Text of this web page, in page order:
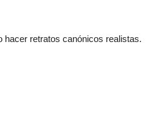
hacer retratos canónicos realistas.